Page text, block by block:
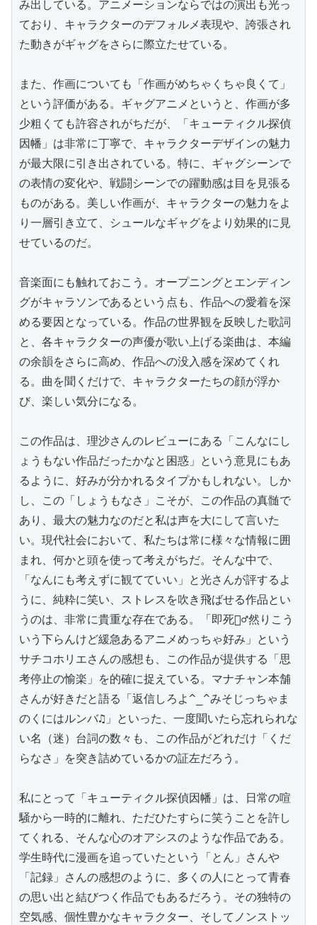
み出している。アニメーションならではの演出も光っ
ており、キャラクターのデフォルメ表現や、誇張され
た動きがギャグをさらに際立たせている。
また、作画についても「作画がめちゃくちゃ良くて」
という評価がある。ギャグアニメというと、作画が多
少粗くても許容されがちだが、「キューティクル探偵
因幡」は非常に丁寧で、キャラクターデザインの魅力
が最大限に引き出されている。特に、ギャグシーンで
の表情の変化や、戦闘シーンでの躍動感は目を見張る
ものがある。美しい作画が、キャラクターの魅力をよ
り一層引き立て、シュールなギャグをより効果的に見
せているのだ。
音楽面にも触れておこう。オープニングとエンディン
グがキャラソンであるという点も、作品への愛着を深
める要因となっている。作品の世界観を反映した歌詞
と、各キャラクターの声優が歌い上げる楽曲は、本編
の余韻をさらに高め、作品への没入感を深めてくれ
る。曲を聞くだけで、キャラクターたちの顔が浮か
び、楽しい気分になる。
この作品は、理沙さんのレビューにある「こんなにし
ょうもない作品だったかなと困惑」という意見にもあ
るように、好みが分かれるタイプかもしれない。しか
し、この「しょうもなさ」こそが、この作品の真髄で
あり、最大の魅力なのだと私は声を大にして言いた
い。現代社会において、私たちは常に様々な情報に囲
まれ、何かと頭を使って考えがちだ。そんな中で、
「なんにも考えずに観てていい」と光さんが評するよ
うに、純粋に笑い、ストレスを吹き飛ばせる作品とい
うのは、非常に貴重な存在である。「即死🧛‍♂️然りこう
いう下らんけど緩急あるアニメめっちゃ好み」という
サチコホリエさんの感想も、この作品が提供する「思
考停止の愉楽」を的確に捉えている。マナチャン本舗
さんが好きだと語る「返信しろよ^_^みそじっちゃま
のくにはルンバ♫」といった、一度聞いたら忘れられな
い名（迷）台詞の数々も、この作品がどれだけ「くだ
らなさ」を突き詰めているかの証左だろう。
私にとって「キューティクル探偵因幡」は、日常の喧
騒から一時的に離れ、ただひたすらに笑うことを許し
てくれる、そんな心のオアシスのような作品である。
学生時代に漫画を追っていたという「とん」さんや
「記録」さんの感想のように、多くの人にとって青春
の思い出と結びつく作品でもあるだろう。その独特の
空気感、個性豊かなキャラクター、そしてノンストッ